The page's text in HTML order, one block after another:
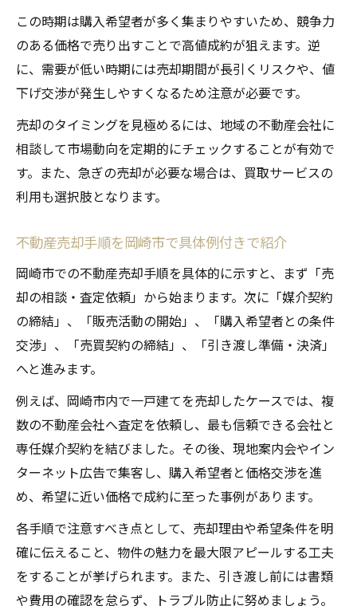
この時期は購入希望者が多く集まりやすいため、競争力
のある価格で売り出すことで高値成約が狙えます。逆
に、需要が低い時期には売却期間が長引くリスクや、値
下げ交渉が発生しやすくなるため注意が必要です。
売却のタイミングを見極めるには、地域の不動産会社に
相談して市場動向を定期的にチェックすることが有効で
す。また、急ぎの売却が必要な場合は、買取サービスの
利用も選択肢となります。
不動産売却手順を岡崎市で具体例付きで紹介
岡崎市での不動産売却手順を具体的に示すと、まず「売
却の相談・査定依頼」から始まります。次に「媒介契約
の締結」、「販売活動の開始」、「購入希望者との条件
交渉」、「売買契約の締結」、「引き渡し準備・決済」
へと進みます。
例えば、岡崎市内で一戸建てを売却したケースでは、複
数の不動産会社へ査定を依頼し、最も信頼できる会社と
専任媒介契約を結びました。その後、現地案内会やイン
ターネット広告で集客し、購入希望者と価格交渉を進
め、希望に近い価格で成約に至った事例があります。
各手順で注意すべき点として、売却理由や希望条件を明
確に伝えること、物件の魅力を最大限アピールする工夫
をすることが挙げられます。また、引き渡し前には書類
や費用の確認を怠らず、トラブル防止に努めましょう。